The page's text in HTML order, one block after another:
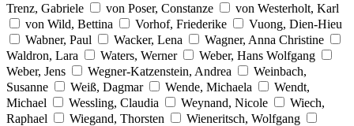
Trenz, Gabriele
von Poser, Constanze
von Westerholt, Karl
von Wild, Bettina
Vorhof, Friederike
Vuong, Dien-Hieu
Wabner, Paul
Wacker, Lena
Wagner, Anna Christine
Waldron, Lara
Waters, Werner
Weber, Hans Wolfgang
Weber, Jens
Wegner-Katzenstein, Andrea
Weinbach,
Susanne
Weiß, Dagmar Wende, Michaela
Wendt,
Michael
Wessling, Claudia Weynand, Nicole
Wiech,
Raphael
Wiegand, Thorsten
Wieneritsch, Wolfgang